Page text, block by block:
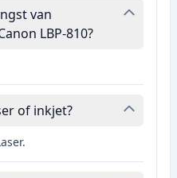
van
LBP-810?
of inkjet?